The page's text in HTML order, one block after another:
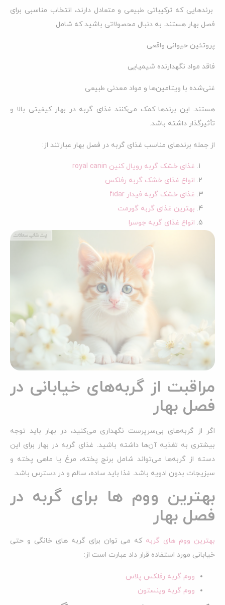
برندهایی که ترکیباتی طبیعی و متعادل دارند، انتخاب مناسبی برای
فصل بهار هستند. به دنبال محصولاتی باشید که شامل:
پروتئین حیوانی واقعی
فاقد مواد نگهدارنده شیمیایی
غنی‌شده با ویتامین‌ها و مواد معدنی طبیعی
هستند. این برندها کمک می‌کنند غذای گربه در بهار کیفیتی بالا و
تأثیرگذار داشته باشد.
از جمله برندهای مناسب غذای گربه در فصل بهار عبارتند از:
غذای خشک گربه رویال کنین royal canin
انواع غذای خشک گربه رفلکس
غذای خشک گربه فیدار fidar
بهترین غذای گربه گورمت
انواع غذای گربه جوسرا
مراقبت از گربه‌های خیابانی در
فصل بهار
اگر از گربه‌های بی‌سرپرست نگهداری می‌کنید، در بهار باید توجه
بیشتری به تغذیه آن‌ها داشته باشید. غذای گربه در بهار برای این
دسته از گربه‌ها می‌تواند شامل برنج پخته، مرغ یا ماهی پخته و
سبزیجات بدون ادویه باشد. غذا باید ساده، سالم و در دسترس باشد.
بهترین ووم ها برای گربه در
فصل بهار
بهترین ووم های گربه که می توان برای گربه های خانگی و حتی
خیابانی مورد استفاده قرار داد عبارت است از:
ووم گربه رفلکس پلاس
ووم گربه وینستون